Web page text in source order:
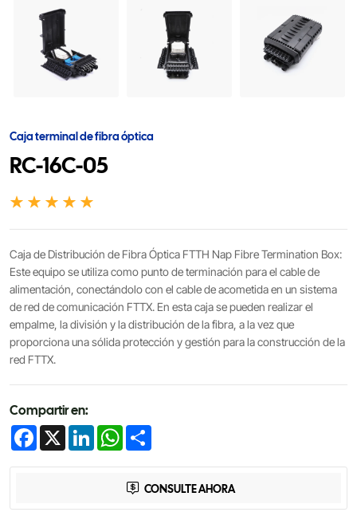
Caja terminal de fibra óptica
RC-16C-05
Caja de Distribución de Fibra Óptica FTTH Nap Fibre Termination Box:
Este equipo se utiliza como punto de terminación para el cable de
alimentación, conectándolo con el cable de acometida en un sistema
de red de comunicación FTTX. En esta caja se pueden realizar el
empalme, la división y la distribución de la fibra, a la vez que
proporciona una sólida protección y gestión para la construcción de la
red FTTX.
Compartir en:
Facebook
X LinkedInWhatsApp
CONSULTE AHORA